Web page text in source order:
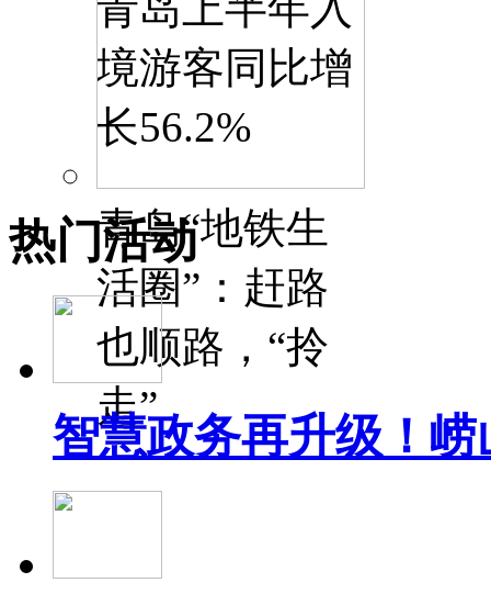
境游客同比增
长56.2%
青岛“地铁生
活圈”：赶路
也顺路，“拎
走”
热门活动
智慧政务再升级！